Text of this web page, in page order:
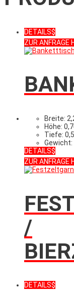
DETAILS
ZUR ANFRAGE
Breite:
Höhe:
Tiefe:
Gewicht:
DETAILS
ZUR ANFRAGE
/
DETAILS